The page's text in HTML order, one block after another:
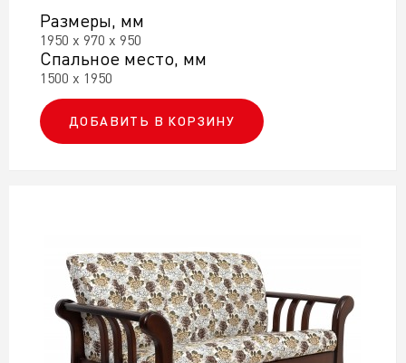
Размеры, мм
1950 х 970 х 950
Спальное место, мм
1500 х 1950
ДОБАВИТЬ В КОРЗИНУ